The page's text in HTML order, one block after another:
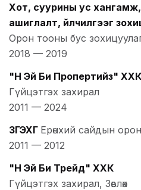
Хот, суурины ус
ашиглалт, үйлчилгээг
Орон тооны бус
2018 — 2019
"Н Эй Би Пропертийз" ХХК
Гүйцэтгэх захирал
2011 — 2024
ЗГЭХГ Ерөнхий сайдын орон
2011 — 2012
"Н Эй Би Трейд" ХХК
Гүйцэтгэх захирал, Зөвлөх